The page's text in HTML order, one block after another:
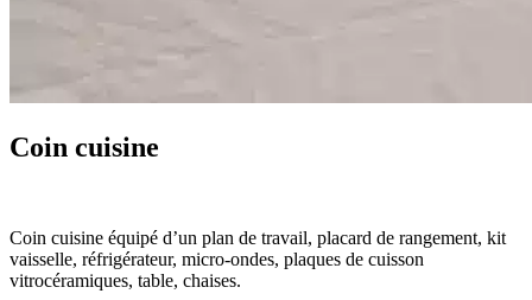
Coin cuisine
Coin cuisine équipé d’un plan de travail, placard de rangement, kit
vaisselle, réfrigérateur, micro-ondes, plaques de cuisson
vitrocéramiques, table, chaises.